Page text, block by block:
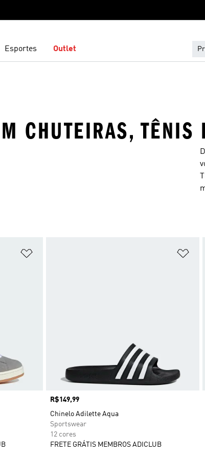
Esportes Outlet
CHUTEIRAS, TÊNIS
Preço
R$149,99
Chinelo Adilette Aqua
Sportswear
12 cores
FRETE GRÁTIS MEMBROS ADICLUB